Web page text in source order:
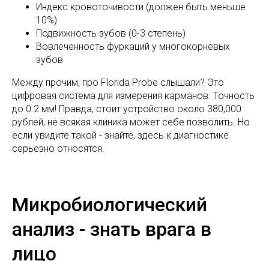
Индекс кровоточивости (должен быть меньше
10%)
Подвижность зубов (0-3 степень)
Вовлеченность фуркаций у многокорневых
зубов
Между прочим, про Florida Probe слышали? Это
цифровая система для измерения карманов. Точность
до 0.2 мм! Правда, стоит устройство около 380,000
рублей, не всякая клиника может себе позволить. Но
если увидите такой - знайте, здесь к диагностике
серьезно относятся.
Микробиологический
анализ - знать врага в
лицо